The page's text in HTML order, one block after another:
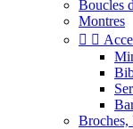
Boucles
Montres
 
Broches,